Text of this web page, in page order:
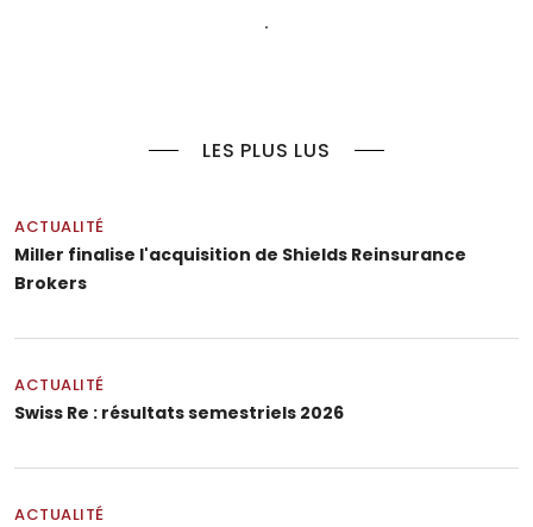
LES PLUS LUS
ACTUALITÉ
Miller finalise l'acquisition de Shields Reinsurance
Brokers
ACTUALITÉ
Swiss Re : résultats semestriels 2026
ACTUALITÉ